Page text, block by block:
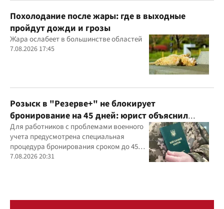
Похолодание после жары: где в выходные
пройдут дожди и грозы
Жара ослабеет в большинстве областей
7.08.2026 17:45
Розыск в "Резерве+" не блокирует
бронирование на 45 дней: юрист объяснил
важный нюанс
Для работников с проблемами военного
учета предусмотрена специальная
процедура бронирования сроком до 45
дней
7.08.2026 20:31